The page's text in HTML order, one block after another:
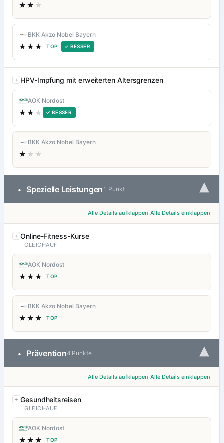
★★ ★
BKK Akzo Nobel Bayern
★★★ TOP ✓ BESSER
HPV-Impfung mit erweiterten Altersgrenzen
AOK Nordost
★★ ★ ✓ BESSER
BKK Akzo Nobel Bayern
★ ★★
• Spezielle Leistungen 1 Punkt ▾
Alle Details aufklappen Alle Details einklappen
Online-Fitness-Kurse
GLEICHAUF
AOK Nordost
★★★ TOP
BKK Akzo Nobel Bayern
★★★ TOP
• Prävention4 Punkte ▾
Alle Details aufklappen Alle Details einklappen
Gesundheitsreisen
GLEICHAUF
AOK Nordost
★★★ TOP